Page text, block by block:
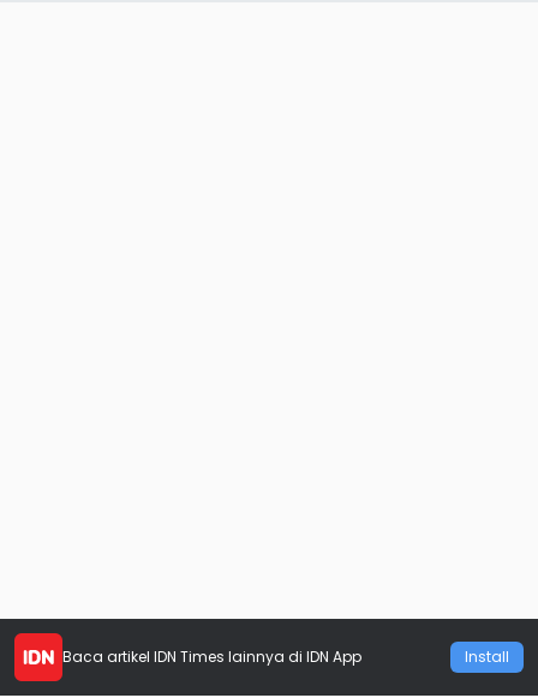
Baca artikel IDN Times lainnya di IDN App Install